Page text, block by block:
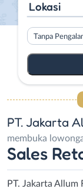
Lokasi
Tanpa
PT. Jakarta
membuka
Sales
PT. Jakarta Allum